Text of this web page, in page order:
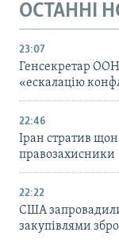
ОСТАННІ
23:07
Генсекретар ООН
«ескалацію
22:46
Іран стратив
правозахисники
22:22
США запровадили
закупівлями